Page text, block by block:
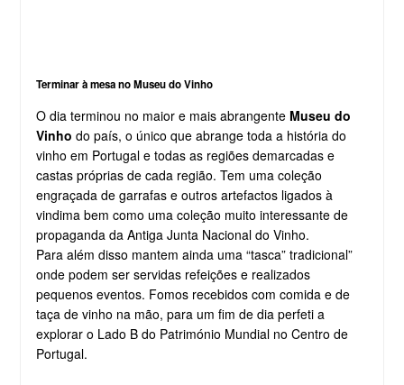
Terminar à mesa no Museu do Vinho
O dia terminou no maior e mais abrangente Museu do
Vinho do país, o único que abrange toda a história do
vinho em Portugal e todas as regiões demarcadas e
castas próprias de cada região. Tem uma coleção
engraçada de garrafas e outros artefactos ligados à
vindima bem como uma coleção muito interessante de
propaganda da Antiga Junta Nacional do Vinho.
Para além disso mantem ainda uma “tasca” tradicional”
onde podem ser servidas refeições e realizados
pequenos eventos. Fomos recebidos com comida e de
taça de vinho na mão, para um fim de dia perfeti a
explorar o Lado B do Património Mundial no Centro de
Portugal.